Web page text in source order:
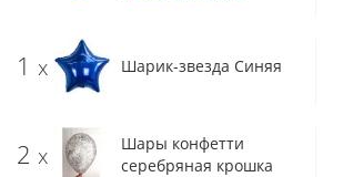
1 x Шарик-звезда Синяя
2 x
Шары конфетти
серебряная крошка